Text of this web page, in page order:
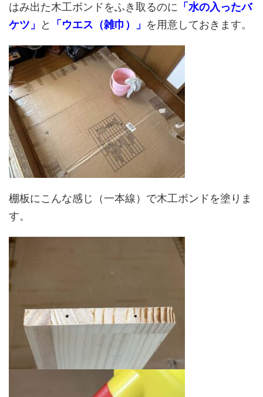
はみ出た木工ボンドをふき取るのに 「水の入ったバ
ケツ」
と 「ウエス（雑巾）」 を用意しておきます。
棚板にこんな感じ（一本線）で木工ボンドを塗りま
す。